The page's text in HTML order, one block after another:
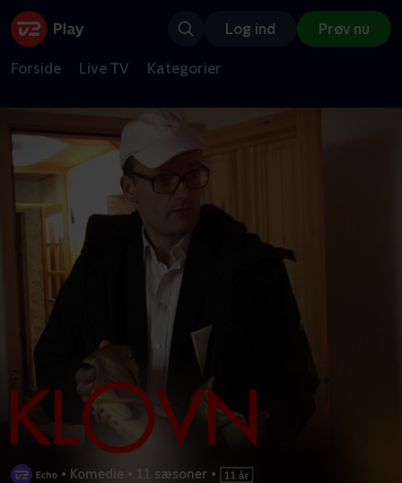
Log ind Prøv nu
Forside Live TV Kategorier
• Komedie • 11 sæsoner •